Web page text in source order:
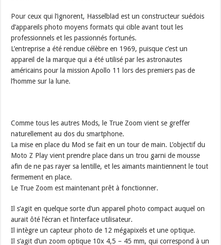
Pour ceux qui l’ignorent, Hasselblad est un constructeur suédois
d’appareils photo moyens formats qui cible avant tout les
professionnels et les passionnés fortunés.
L’entreprise a été rendue célèbre en 1969, puisque c’est un
appareil de la marque qui a été utilisé par les astronautes
américains pour la mission Apollo 11 lors des premiers pas de
l’homme sur la lune.
Comme tous les autres Mods, le True Zoom vient se greffer
naturellement au dos du smartphone.
La mise en place du Mod se fait en un tour de main. L’objectif du
Moto Z Play vient prendre place dans un trou garni de mousse
afin de ne pas rayer sa lentille, et les aimants maintiennent le tout
fermement en place.
Le True Zoom est maintenant prêt à fonctionner.
Il s’agit en quelque sorte d’un appareil photo compact auquel on
aurait ôté l’écran et l’interface utilisateur.
Il intègre un capteur photo de 12 mégapixels et une optique.
Il s’agit d’un zoom optique 10x 4,5 – 45 mm, qui correspond à un